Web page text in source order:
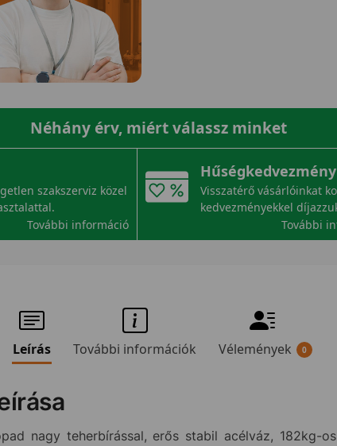
Néhány érv, miért válassz minket
szakszerviz közel
További információ
Hűségkedvezmény
Visszatérő vásárlóinkat
kedvezményekkel
További
Leírás További információk Vélemények 0
nagy teherbírással, erős stabil acélváz, 182kg-